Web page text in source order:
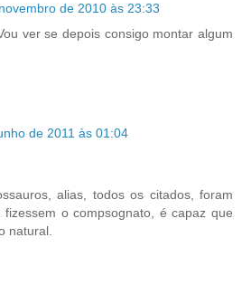
de 2010 às 23:33
ver se depois consigo montar algum
de 2011 às 01:04
alias, todos os citados, foram
fizessem o compsognato, é capaz que
natural.